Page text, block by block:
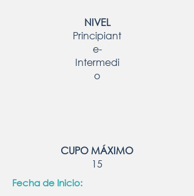
NIVEL
Principiant
e-
Intermedi
o
CUPO MÁXIMO
15
Fecha de Inicio: